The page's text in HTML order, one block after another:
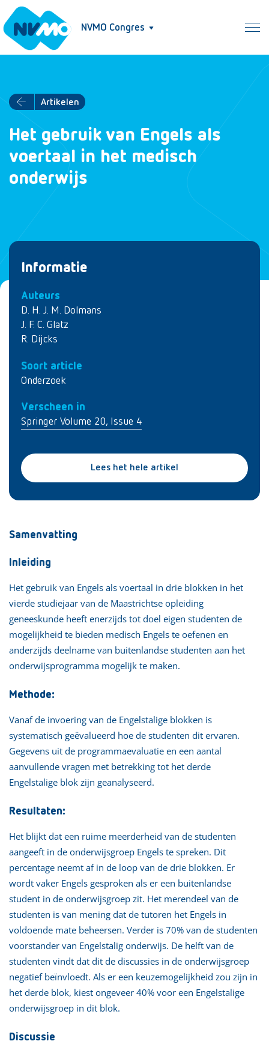
NVMO Congres
Artikelen
Het gebruik van Engels als
voertaal in het medisch
onderwijs
Informatie
Auteurs
D. H. J. M. Dolmans
J. F. C. Glatz
R. Dijcks
Soort article
Onderzoek
Verscheen in
Springer Volume 20, Issue 4
Lees het hele artikel
Samenvatting
Inleiding
Het gebruik van Engels als voertaal in drie blokken in het
vierde studiejaar van de Maastrichtse opleiding
geneeskunde heeft enerzijds tot doel eigen studenten de
mogelijkheid te bieden medisch Engels te oefenen en
anderzijds deelname van buitenlandse studenten aan het
onderwijsprogramma mogelijk te maken.
Methode:
Vanaf de invoering van de Engelstalige blokken is
systematisch geëvalueerd hoe de studenten dit ervaren.
Gegevens uit de programmaevaluatie en een aantal
aanvullende vragen met betrekking tot het derde
Engelstalige blok zijn geanalyseerd.
Resultaten:
Het blijkt dat een ruime meerderheid van de studenten
aangeeft in de onderwijsgroep Engels te spreken. Dit
percentage neemt af in de loop van de drie blokken. Er
wordt vaker Engels gesproken als er een buitenlandse
student in de onderwijsgroep zit. Het merendeel van de
studenten is van mening dat de tutoren het Engels in
voldoende mate beheersen. Verder is 70% van de studenten
voorstander van Engelstalig onderwijs. De helft van de
studenten vindt dat dit de discussies in de onderwijsgroep
negatief beïnvloedt. Als er een keuzemogelijkheid zou zijn in
het derde blok, kiest ongeveer 40% voor een Engelstalige
onderwijsgroep in dit blok.
Discussie